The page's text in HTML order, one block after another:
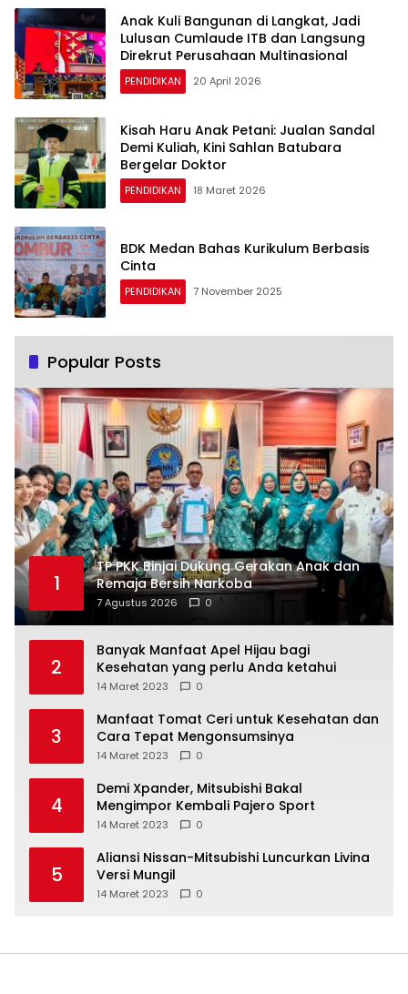
Anak Kuli Bangunan di Langkat, Jadi
Lulusan Cumlaude ITB dan Langsung
Direkrut Perusahaan Multinasional
PENDIDIKAN 20 April 2026
Kisah Haru Anak Petani: Jualan Sandal
Demi Kuliah, Kini Sahlan Batubara
Bergelar Doktor
PENDIDIKAN 18 Maret 2026
BDK Medan Bahas Kurikulum Berbasis
Cinta
PENDIDIKAN 7 November 2025
Popular Posts
1
TP PKK Binjai Dukung Gerakan Anak dan
Remaja Bersih Narkoba
7 Agustus 2026 0
2
Banyak Manfaat Apel Hijau bagi
Kesehatan yang perlu Anda ketahui
14 Maret 2023 0
3
Manfaat Tomat Ceri untuk Kesehatan dan
Cara Tepat Mengonsumsinya
14 Maret 2023 0
4
Demi Xpander, Mitsubishi Bakal
Mengimpor Kembali Pajero Sport
14 Maret 2023 0
5
Aliansi Nissan-Mitsubishi Luncurkan Livina
Versi Mungil
14 Maret 2023 0